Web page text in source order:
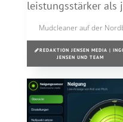
Mudcleaner auf der
REDAKTION JENSEN MEDIA |
JENSEN UND TEAM